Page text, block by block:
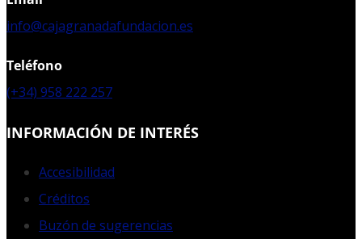
info@cajagranadafundacion.es
Teléfono
(+34) 958 222 257
INFORMACIÓN DE INTERÉS
Accesibilidad
Créditos
Buzón de sugerencias